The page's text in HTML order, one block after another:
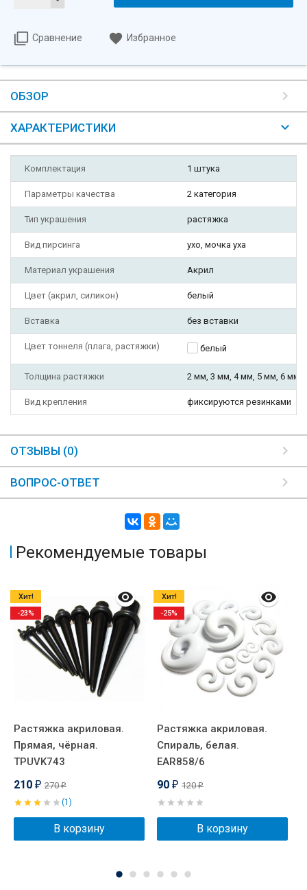
Сравнение Избранное
ОБЗОР
ХАРАКТЕРИСТИКИ
Комплектация 1 штука
Параметры качества 2 категория
Тип украшения растяжка
Вид пирсинга ухо, мочка уха
Материал украшения Акрил
Цвет (акрил, силикон) белый
Вставка без вставки
Цвет тоннеля (плага, растяжки) белый
Толщина растяжки 2 мм, 3 мм, 4 мм, 5 мм, 6 мм,
Вид крепления фиксируются резинками
ОТЗЫВЫ (0)
ВОПРОС-ОТВЕТ
Рекомендуемые товары
Растяжка акриловая.
Прямая, чёрная.
TPUVK743
210 ₽ 270₽
(1)
В корзину
Хит!
-23%
Растяжка акриловая.
Спираль, белая.
EAR858/6
90 ₽ 120₽
В корзину
Хит!
-25%